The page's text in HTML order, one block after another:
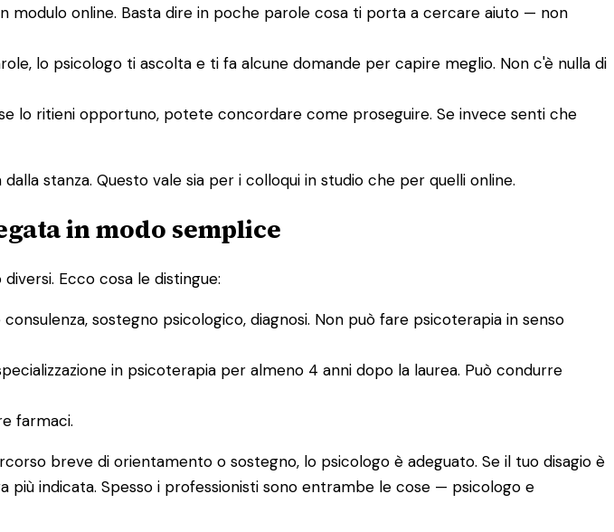
modulo online. Basta dire in poche parole cosa ti porta a cercare aiuto — non
lo psicologo ti ascolta e ti fa alcune domande per capire meglio. Non c'è nulla di
lo ritieni opportuno, potete concordare come proseguire. Se invece senti che
stanza. Questo vale sia per i colloqui in studio che per quelli online.
in modo semplice
Ecco cosa le distingue:
sostegno psicologico, diagnosi. Non può fare psicoterapia in senso
in psicoterapia per almeno 4 anni dopo la laurea. Può condurre
farmaci.
breve di orientamento o sostegno, lo psicologo è adeguato. Se il tuo disagio è
indicata. Spesso i professionisti sono entrambe le cose — psicologo e